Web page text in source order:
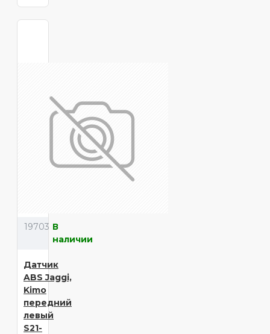
19703 В
наличии
Датчик
ABS Jaggi,
Kimo
передний
левый
S21-